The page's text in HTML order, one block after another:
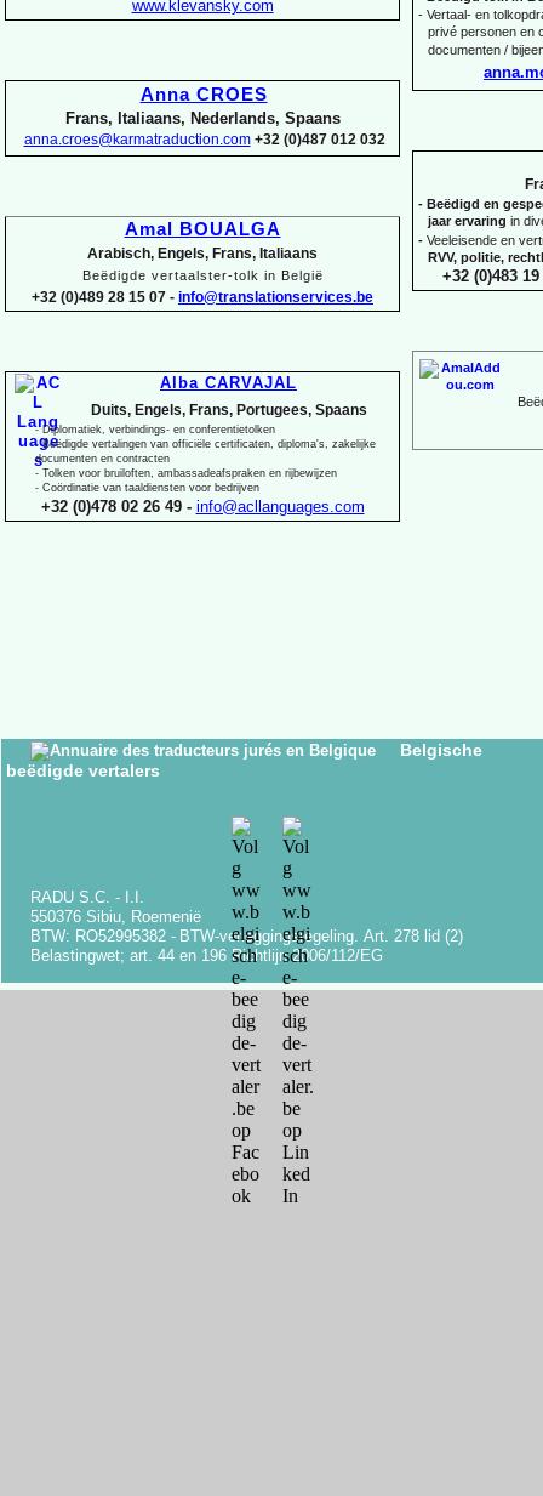
- Vertaal- en
privé personen en
documenten /
- Beëdigd en
jaar ervaring in
- Veeleisende en
RVV, politie,
+32 (0)483
www.klevansky.com
Anna CROES
Frans, Italiaans, Nederlands, Spaans
anna.croes@karmatraduction.com +32 (0)487 012 032
Amal BOUALGA
Arabisch, Engels, Frans, Italiaans
Beëdigde vertaalster-tolk in België
+32 (0)489 28 15 07 - info@translationservices.be
Alba CARVAJAL
Duits, Engels, Frans, Portugees, Spaans
-Diplomatiek, verbindings- en conferentietolken
-Beëdigde vertalingen van officiële certificaten, diploma's, zakelijke
documenten en contracten
- Tolken voor bruiloften, ambassadeafspraken en rijbewijzen
- Coördinatie van taaldiensten voor bedrijven
+32 (0)478 02 26 49 - info@acllanguages.com
Belgische
beëdigde vertalers
RADU S.C. - I.I.
550376 Sibiu, Roemenië
BTW: RO52995382 - BTW-verleggingsregeling. Art. 278 lid (2)
Belastingwet; art. 44 en 196 Richtlijn 2006/112/EG